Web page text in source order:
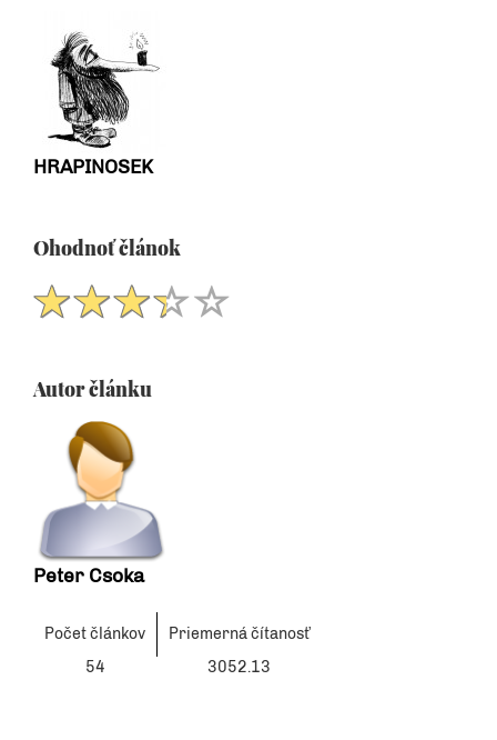
HRAPINOSEK
Ohodnoť článok
Autor článku
Peter Csoka
Počet článkov
Priemerná čítanosť
54
3052.13